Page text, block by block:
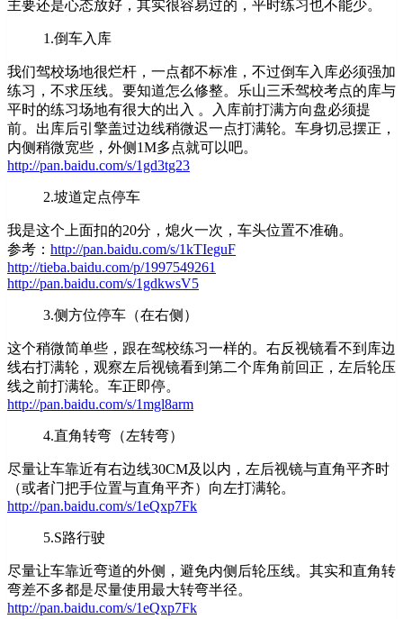
主要还是心态放好，其实很容易过的，平时练习也不能少。
1.倒车入库
我们驾校场地很烂杆，一点都不标准，不过倒车入库必须强加
练习，不求压线。要知道怎么修整。乐山三禾驾校考点的库与
平时的练习场地有很大的出入 。入库前打满方向盘必须提
前。出库后引擎盖过边线稍微迟一点打满轮。车身切忌摆正，
内侧稍微宽些，外侧1M多点就可以吧。
http://pan.baidu.com/s/1gd3tg23
2.坡道定点停车
我是这个上面扣的20分，熄火一次，车头位置不准确。
参考： http://pan.baidu.com/s/1kTIeguF
http://tieba.baidu.com/p/1997549261
http://pan.baidu.com/s/1gdkwsV5
3.侧方位停车（在右侧）
这个稍微简单些，跟在驾校练习一样的。右反视镜看不到库边
线右打满轮，观察左后视镜看到第二个库角前回正，左后轮压
线之前打满轮。车正即停。
http://pan.baidu.com/s/1mgl8arm
4.直角转弯（左转弯）
尽量让车靠近有右边线30CM及以内，左后视镜与直角平齐时
（或者门把手位置与直角平齐）向左打满轮。
http://pan.baidu.com/s/1eQxp7Fk
5.S路行驶
尽量让车靠近弯道的外侧，避免内侧后轮压线。其实和直角转
弯差不多都是尽量使用最大转弯半径。
http://pan.baidu.com/s/1eQxp7Fk